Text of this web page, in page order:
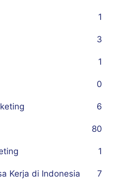
1
3
1
0
6
80
1
Kerja di Indonesia 7